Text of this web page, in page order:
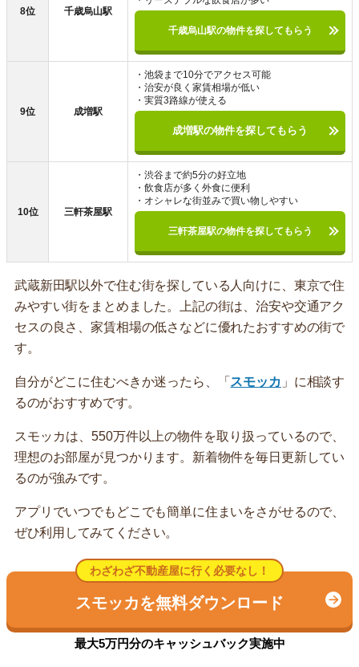
8位 千歳烏山駅
千歳烏山駅の物件を探してもらう
9位 成増駅
・池袋まで10分でアクセス可能
・治安が良く家賃相場が低い
・実質3路線が使える
成増駅の物件を探してもらう
10位 三軒茶屋駅
・渋谷まで約5分の好立地
・飲食店が多く外食に便利
・オシャレな街並みで買い物しやすい
三軒茶屋駅の物件を探してもらう
武蔵新田駅以外で住む街を探している人向けに、東京で住
みやすい街をまとめました。上記の街は、治安や交通アク
セスの良さ、家賃相場の低さなどに優れたおすすめの街で
す。
自分がどこに住むべきか迷ったら、「 スモッカ 」に相談す
るのがおすすめです。
スモッカは、550万件以上の物件を取り扱っているので、
理想のお部屋が見つかります。新着物件を毎日更新してい
るのが強みです。
アプリでいつでもどこでも簡単に住まいをさがせるので、
ぜひ利用してみてください。
わざわざ不動産屋に行く必要なし！
スモッカを無料ダウンロード
最大5万円分のキャッシュバック実施中